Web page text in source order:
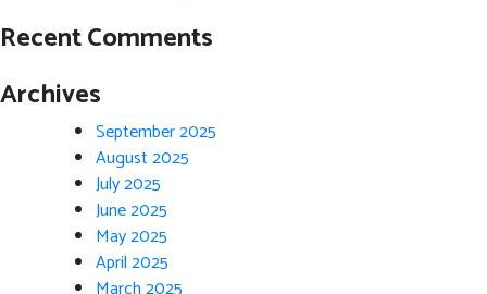
Recent Comments
Archives
September 2025
August 2025
July 2025
June 2025
May 2025
April 2025